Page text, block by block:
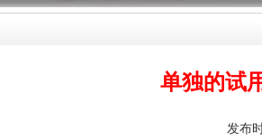
单独的试
发布